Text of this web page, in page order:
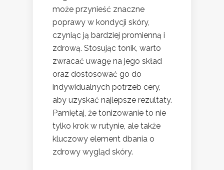
może przynieść znaczne
poprawy w kondycji skóry,
czyniąc ją bardziej promienną i
zdrową. Stosując tonik, warto
zwracać uwagę na jego skład
oraz dostosować go do
indywidualnych potrzeb cery,
aby uzyskać najlepsze rezultaty.
Pamiętaj, że tonizowanie to nie
tylko krok w rutynie, ale także
kluczowy element dbania o
zdrowy wygląd skóry.